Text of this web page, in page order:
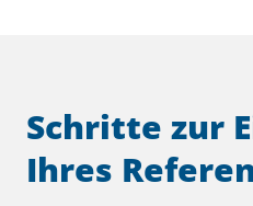
Schritte zur
Ihres